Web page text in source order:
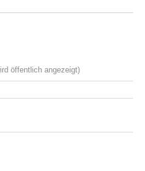
öffentlich angezeigt)